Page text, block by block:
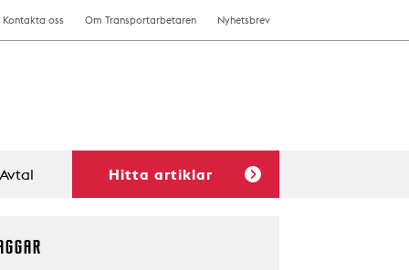
Kontakta oss Om Transportarbetaren Nyhetsbrev
Hitta artiklar